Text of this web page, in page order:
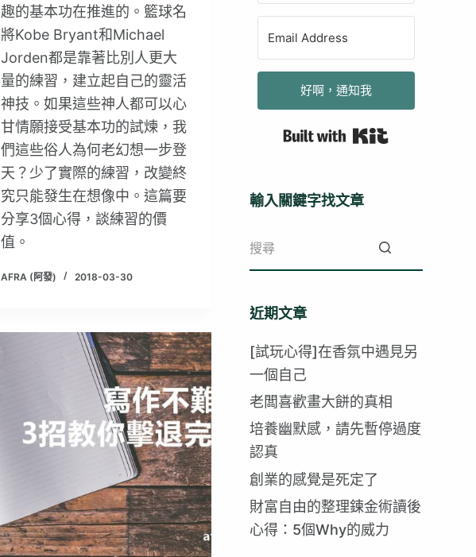
趣的基本功在推進的。籃球名
將Kobe Bryant和Michael
Jorden都是靠著比別人更大
量的練習，建立起自己的靈活
神技。如果這些神人都可以心
甘情願接受基本功的試煉，我
們這些俗人為何老幻想一步登
天？少了實際的練習，改變終
究只能發生在想像中。這篇要
分享3個心得，談練習的價
值。
AFRA (阿發) 2018-03-30
好啊，通知我
輸入關鍵字找文章
不
符
合
的
近期文章
[試玩心得]在香氛中遇見另
一個自己
老闆喜歡畫大餅的真相
培養幽默感，請先暫停過度
認真
創業的感覺是死定了
財富自由的整理鍊金術讀後
心得：5個Why的威力